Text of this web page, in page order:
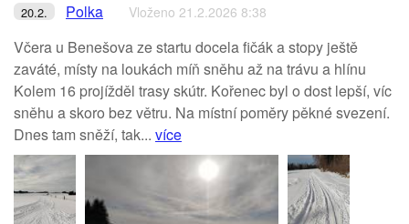
20.2. Polka Vloženo 21.2.2026 8:38
Včera u Benešova ze startu docela fičák a stopy ještě
zaváté, místy na loukách míň sněhu až na trávu a hlínu
Kolem 16 projížděl trasy skútr. Kořenec byl o dost lepší, víc
sněhu a skoro bez větru. Na místní poměry pěkné svezení.
Dnes tam sněží, tak... více